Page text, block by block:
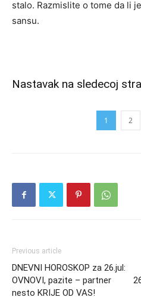
stalo. Razmislite o tome da li
sansu.
Nastavak na sledecoj
1 2
Previous article
DNEVNI HOROSKOP za 26.jul:
OVNOVI, pazite – partner
nesto KRIJE OD VAS!